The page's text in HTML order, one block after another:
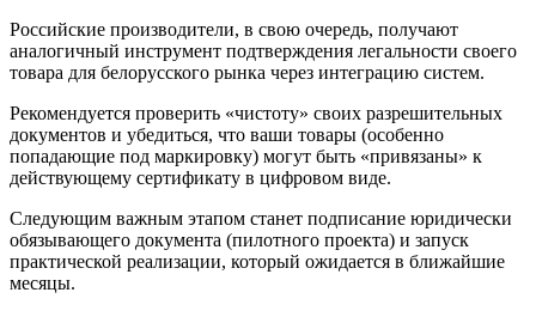
Российские производители, в свою очередь, получают
аналогичный инструмент подтверждения легальности своего
товара для белорусского рынка через интеграцию систем.
Рекомендуется проверить «чистоту» своих разрешительных
документов и убедиться, что ваши товары (особенно
попадающие под маркировку) могут быть «привязаны» к
действующему сертификату в цифровом виде.
Следующим важным этапом станет подписание юридически
обязывающего документа (пилотного проекта) и запуск
практической реализации, который ожидается в ближайшие
месяцы.